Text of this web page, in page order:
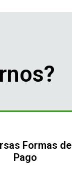
Formas de
Pago